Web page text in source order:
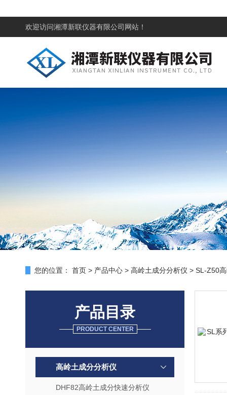
欢迎访问湘潭新联仪器有限公司网站！
您的位置： 首页 > 产品中心 > 高岭土成分分析仪 > SL-Z50
产品目录
PRODUCT CENTER
高岭土成分分析仪
DHF82高岭土成分快速分析仪